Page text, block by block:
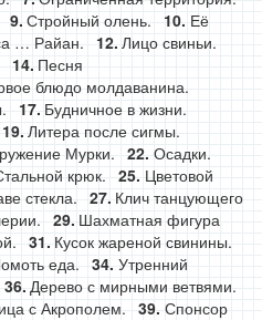
Стройный олень.
Её
… Райан.
Лицо свиньи.
Песня
блюдо молдаванина.
Будничное в жизни.
Литера после сигмы.
Мурки.
Осадки.
крюк.
Цветовой
стекла.
Клич танцующего
Шахматная фигура
Кусок жареной свинины.
еда.
Утренний
Дерево с мирными ветвями.
с Акрополем.
Спонсор